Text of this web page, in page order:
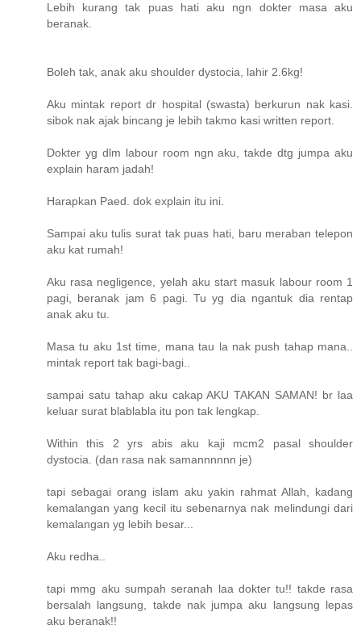
Lebih kurang tak puas hati aku ngn dokter masa aku
beranak.
Boleh tak, anak aku shoulder dystocia, lahir 2.6kg!
Aku mintak report dr hospital (swasta) berkurun nak kasi.
sibok nak ajak bincang je lebih takmo kasi written report.
Dokter yg dlm labour room ngn aku, takde dtg jumpa aku
explain haram jadah!
Harapkan Paed. dok explain itu ini.
Sampai aku tulis surat tak puas hati, baru meraban telepon
aku kat rumah!
Aku rasa negligence, yelah aku start masuk labour room 1
pagi, beranak jam 6 pagi. Tu yg dia ngantuk dia rentap
anak aku tu.
Masa tu aku 1st time, mana tau la nak push tahap mana..
mintak report tak bagi-bagi..
sampai satu tahap aku cakap AKU TAKAN SAMAN! br laa
keluar surat blablabla itu pon tak lengkap.
Within this 2 yrs abis aku kaji mcm2 pasal shoulder
dystocia. (dan rasa nak samannnnnn je)
tapi sebagai orang islam aku yakin rahmat Allah, kadang
kemalangan yang kecil itu sebenarnya nak melindungi dari
kemalangan yg lebih besar...
Aku redha..
tapi mmg aku sumpah seranah laa dokter tu!! takde rasa
bersalah langsung, takde nak jumpa aku langsung lepas
aku beranak!!